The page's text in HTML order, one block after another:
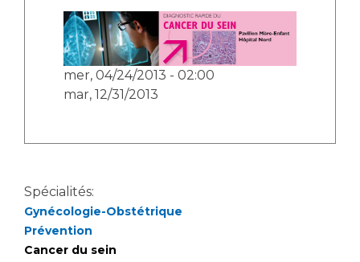
mer, 04/24/2013 - 02:00
mar, 12/31/2013
Spécialités:
Gynécologie-Obstétrique
Prévention
Cancer du sein